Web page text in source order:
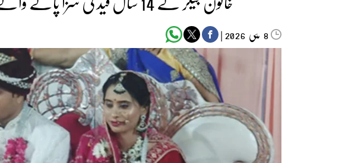
8مئی‬‮ |